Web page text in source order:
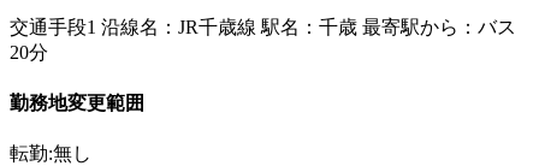
交通手段1 沿線名：JR千歳線 駅名：千歳 最寄駅から：バス
20分
勤務地変更範囲
転勤:無し